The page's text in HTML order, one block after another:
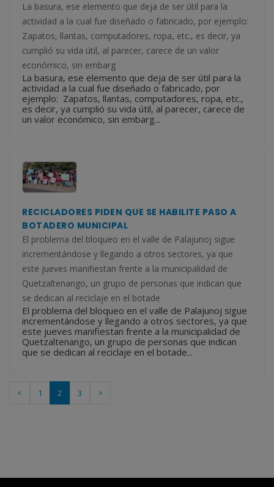
La basura, ese elemento que deja de ser útil para la
actividad a la cual fue diseñado o fabricado, por ejemplo:
Zapatos, llantas, computadores, ropa, etc., es decir, ya
cumplió su vida útil, al parecer, carece de un valor
económico, sin embarg
La basura, ese elemento que deja de ser útil para la
actividad a la cual fue diseñado o fabricado, por
ejemplo: Zapatos, llantas, computadores, ropa, etc.,
es decir, ya cumplió su vida útil, al parecer, carece de
un valor económico, sin embarg...
RECICLADORES PIDEN QUE SE HABILITE PASO A
BOTADERO MUNICIPAL
El problema del bloqueo en el valle de Palajunoj sigue
incrementándose y llegando a otros sectores, ya que
este jueves manifiestan frente a la municipalidad de
Quetzaltenango, un grupo de personas que indican que
se dedican al reciclaje en el botade
El problema del bloqueo en el valle de Palajunoj sigue
incrementándose y llegando a otros sectores, ya que
este jueves manifiestan frente a la municipalidad de
Quetzaltenango, un grupo de personas que indican
que se dedican al reciclaje en el botade...
< 1 2 3 >